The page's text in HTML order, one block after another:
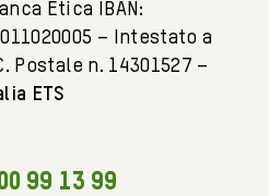
Etica IBAN:
– Intestato a
Postale n. 14301527 –
ETS
99 13 99